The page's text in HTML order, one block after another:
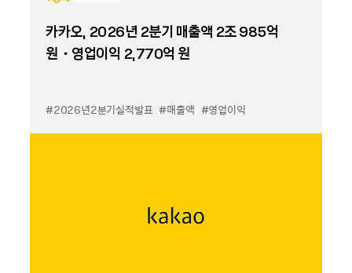
카카오, 2026년 2분기 매출액 2조 985억
원・영업이익 2,770억 원
#2026년2분기실적발표 #매출액 #영업이익